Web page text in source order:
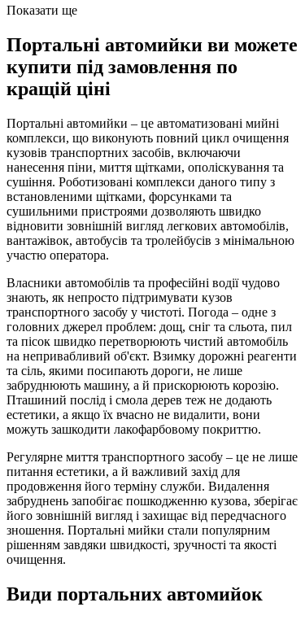
Показати ще
Портальні автомийки ви можете
купити під замовлення по
кращій ціні
Портальні автомийки – це автоматизовані мийні
комплекси, що виконують повний цикл очищення
кузовів транспортних засобів, включаючи
нанесення піни, миття щітками, ополіскування та
сушіння. Роботизовані комплекси даного типу з
встановленими щітками, форсунками та
сушильними пристроями дозволяють швидко
відновити зовнішній вигляд легкових автомобілів,
вантажівок, автобусів та тролейбусів з мінімальною
участю оператора.
Власники автомобілів та професійні водії чудово
знають, як непросто підтримувати кузов
транспортного засобу у чистоті. Погода – одне з
головних джерел проблем: дощ, сніг та сльота, пил
та пісок швидко перетворюють чистий автомобіль
на непривабливий об'єкт. Взимку дорожні реагенти
та сіль, якими посипають дороги, не лише
забруднюють машину, а й прискорюють корозію.
Пташиний послід і смола дерев теж не додають
естетики, а якщо їх вчасно не видалити, вони
можуть зашкодити лакофарбовому покриттю.
Регулярне миття транспортного засобу – це не лише
питання естетики, а й важливий захід для
продовження його терміну служби. Видалення
забруднень запобігає пошкодженню кузова, зберігає
його зовнішній вигляд і захищає від передчасного
зношення. Портальні мийки стали популярним
рішенням завдяки швидкості, зручності та якості
очищення.
Види портальних автомийок